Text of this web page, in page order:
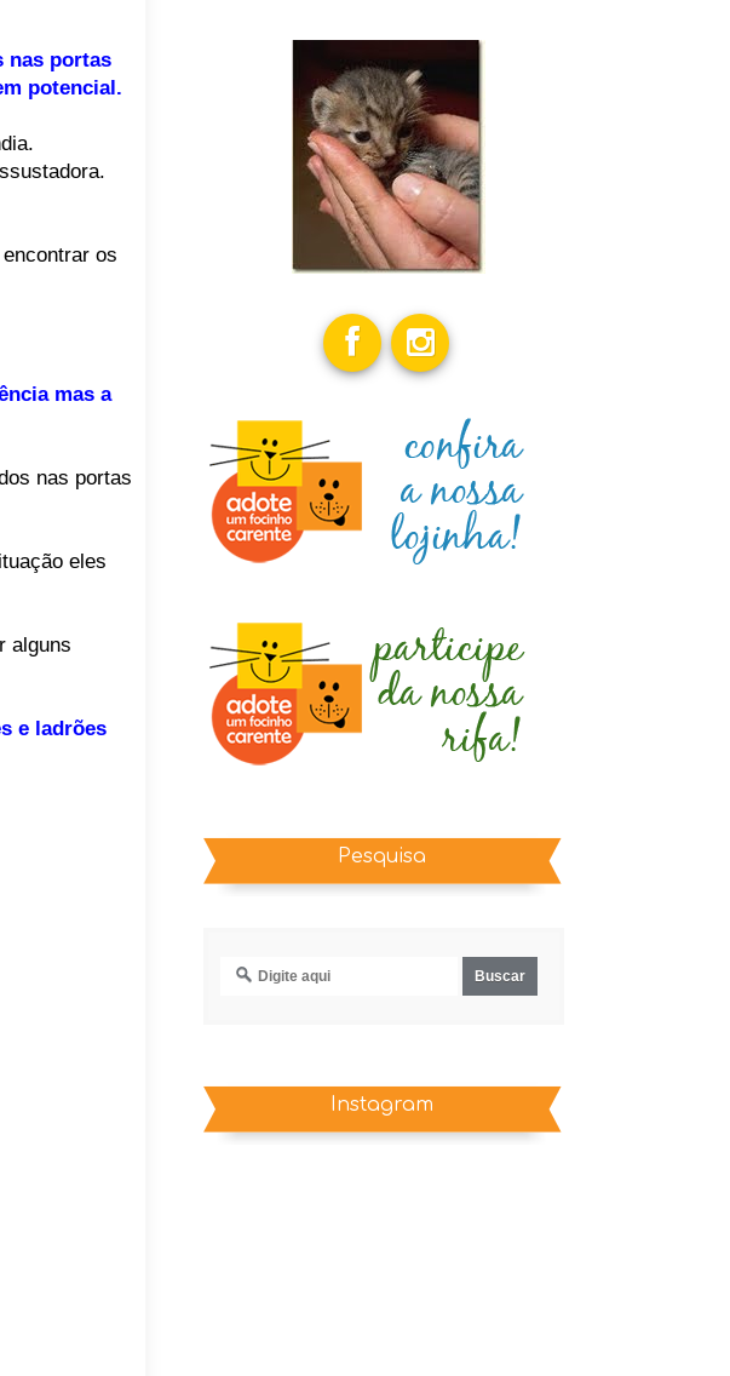
nas portas
potencial.
os
mas a
nas portas
eles
alguns
e ladrões
Pesquisa
Instagram